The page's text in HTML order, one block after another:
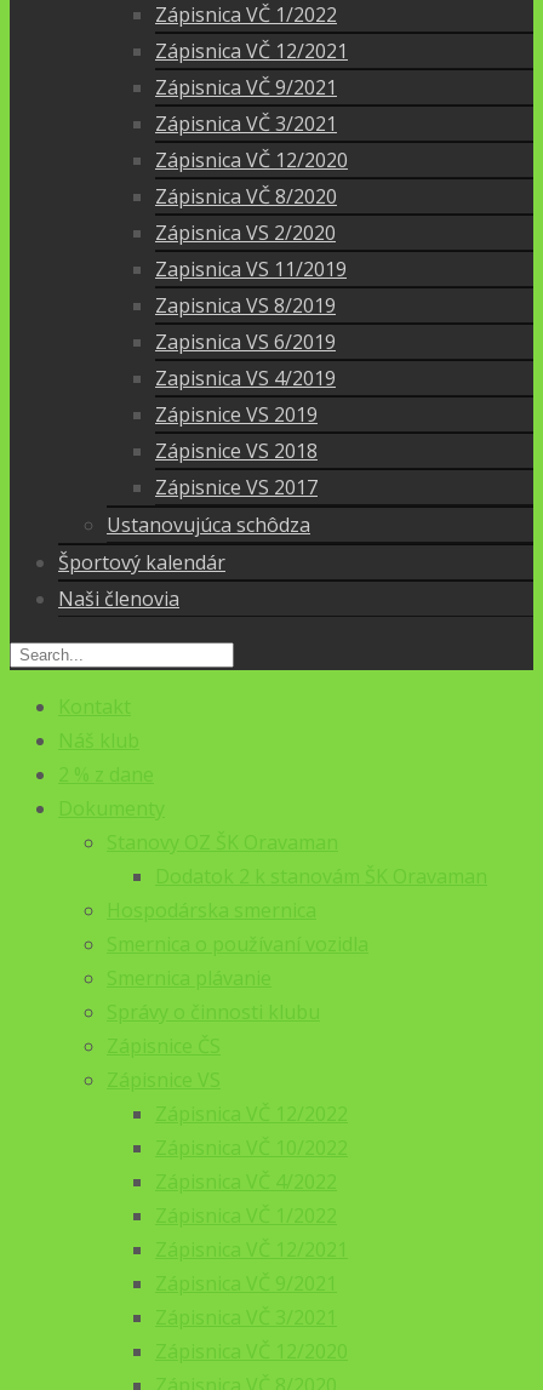
Zápisnica VČ 1/2022
Zápisnica VČ 12/2021
Zápisnica VČ 9/2021
Zápisnica VČ 3/2021
Zápisnica VČ 12/2020
Zápisnica VČ 8/2020
Zápisnica VS 2/2020
Zapisnica VS 11/2019
Zapisnica VS 8/2019
Zapisnica VS 6/2019
Zapisnica VS 4/2019
Zápisnice VS 2019
Zápisnice VS 2018
Zápisnice VS 2017
Ustanovujúca schôdza
Športový kalendár
Naši členovia
Kontakt
Náš klub
2 % z dane
Dokumenty
Stanovy OZ ŠK Oravaman
Dodatok 2 k stanovám ŠK Oravaman
Hospodárska smernica
Smernica o používaní vozidla
Smernica plávanie
Správy o činnosti klubu
Zápisnice ČS
Zápisnice VS
Zápisnica VČ 12/2022
Zápisnica VČ 10/2022
Zápisnica VČ 4/2022
Zápisnica VČ 1/2022
Zápisnica VČ 12/2021
Zápisnica VČ 9/2021
Zápisnica VČ 3/2021
Zápisnica VČ 12/2020